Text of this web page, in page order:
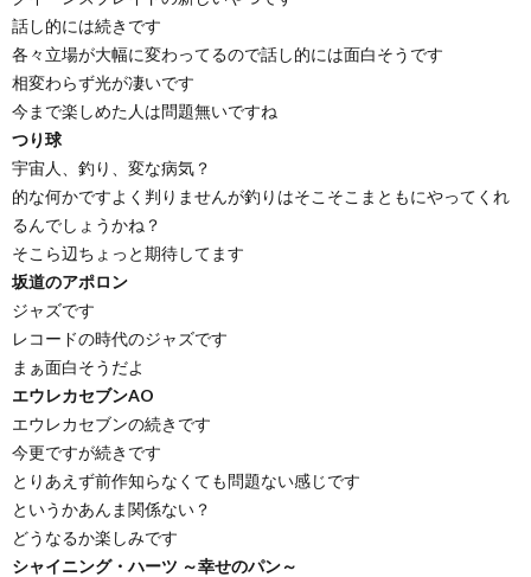
話し的には続きです
各々立場が大幅に変わってるので話し的には面白そうです
相変わらず光が凄いです
今まで楽しめた人は問題無いですね
つり球
宇宙人、釣り、変な病気？
的な何かですよく判りませんが釣りはそこそこまともにやってくれ
るんでしょうかね？
そこら辺ちょっと期待してます
坂道のアポロン
ジャズです
レコードの時代のジャズです
まぁ面白そうだよ
エウレカセブンAO
エウレカセブンの続きです
今更ですが続きです
とりあえず前作知らなくても問題ない感じです
というかあんま関係ない？
どうなるか楽しみです
シャイニング・ハーツ ～幸せのパン～